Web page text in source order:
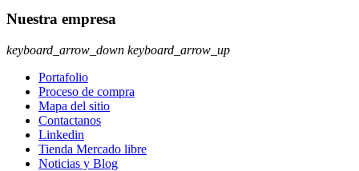
Nuestra empresa
keyboard_arrow_down keyboard_arrow_up
Portafolio
Proceso de compra
Mapa del sitio
Contactanos
Linkedin
Tienda Mercado libre
Noticias y Blog